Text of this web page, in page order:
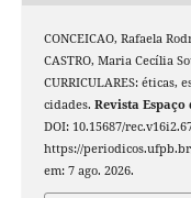
CONCEICAO, Rafaela
CASTRO, Maria Cecília
CURRICULARES: éticas,
cidades. Revista
DOI: 10.15687/
https://
em: 7 ago. 2026.